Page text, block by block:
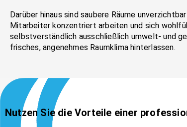
Darüber hinaus sind saubere Räume
Mitarbeiter konzentriert arbeiten und sich
selbstverständlich ausschließlich umwelt- und
frisches, angenehmes Raumklima hinterlassen.
Nutzen Sie die Vorteile einer